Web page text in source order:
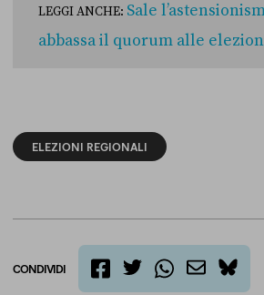
LEGGI ANCHE: Sale
abbassa il quorum alle
ELEZIONI REGIONALI
CONDIVIDI
bluesky